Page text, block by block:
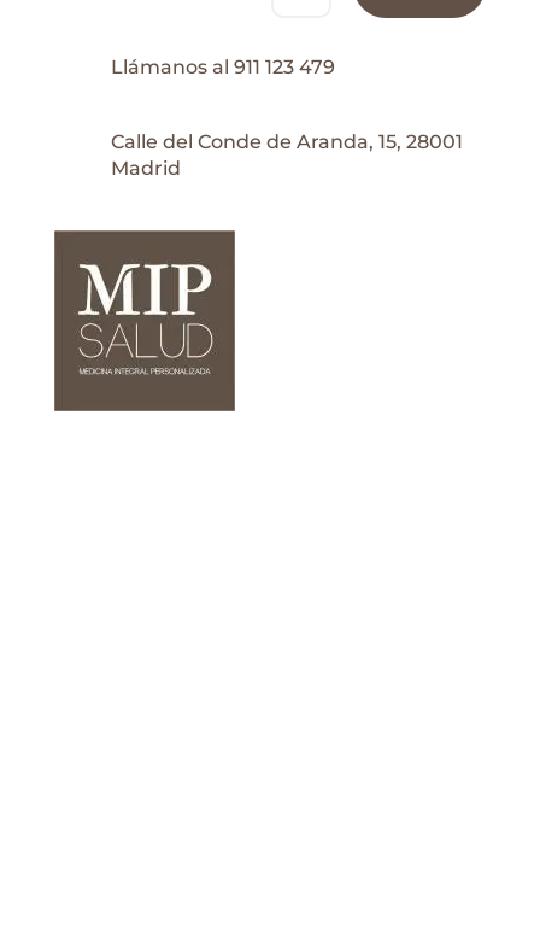
Llámanos al 911 123 479
Calle del Conde de Aranda, 15, 28001
Madrid